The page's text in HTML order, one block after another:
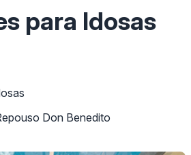
para Idosas
Don Benedito